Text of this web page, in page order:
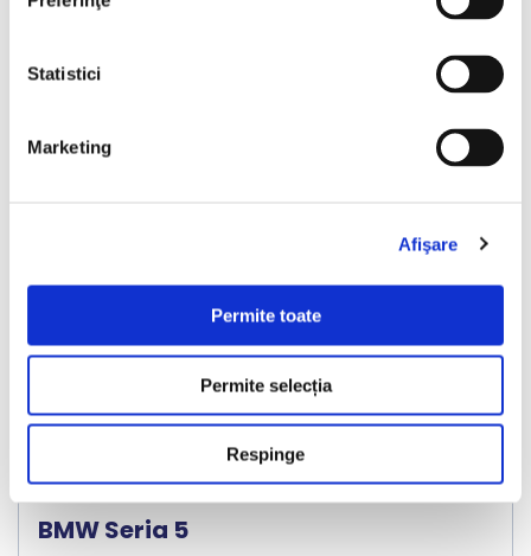
Statistici
Marketing
Afişare
Permite toate
Permite selecția
Respinge
Nou
LIVRARE LA TINE ACASA
BMW Seria 5